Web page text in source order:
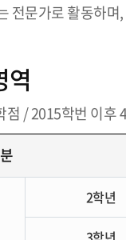
전문가로 활동하
역
점 / 2015학번 이후
2학년